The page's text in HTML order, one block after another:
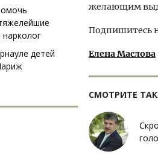
нарколог
детей
желающим
Подпишитесь
Елена Маслова
СМОТРИТЕ